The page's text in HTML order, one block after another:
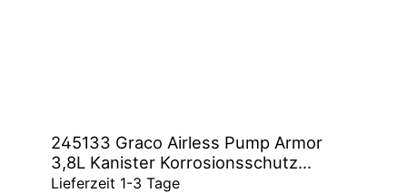
245133 Graco Airless Pump Armor
3,8L Kanister Korrosionsschutz
Frostschutz
Lieferzeit 1-3 Tage